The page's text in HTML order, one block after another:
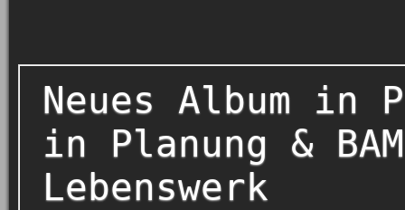
Neues Album in
in Planung &
Lebenswerk